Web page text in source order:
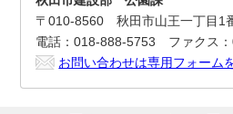
〒010-8560 秋田市山王一丁目
電話：018-888-5753 ファクス
お問い合わせは専用フォーム